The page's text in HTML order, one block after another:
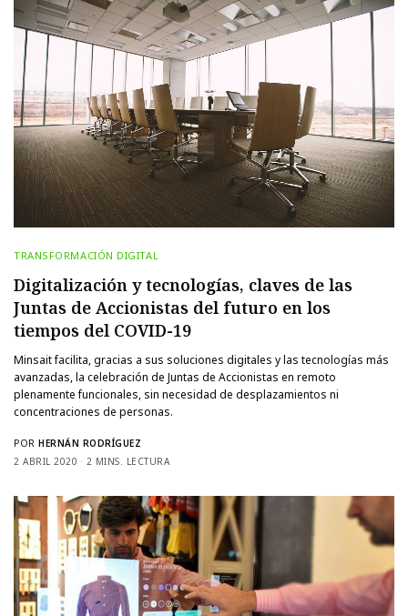
TRANSFORMACIÓN DIGITAL
Digitalización y tecnologías, claves de las
Juntas de Accionistas del futuro en los
tiempos del COVID-19
Minsait facilita, gracias a sus soluciones digitales y las tecnologías más
avanzadas, la celebración de Juntas de Accionistas en remoto
plenamente funcionales, sin necesidad de desplazamientos ni
concentraciones de personas.
POR HERNÁN RODRÍGUEZ
2 ABRIL 2020
2 MINS. LECTURA